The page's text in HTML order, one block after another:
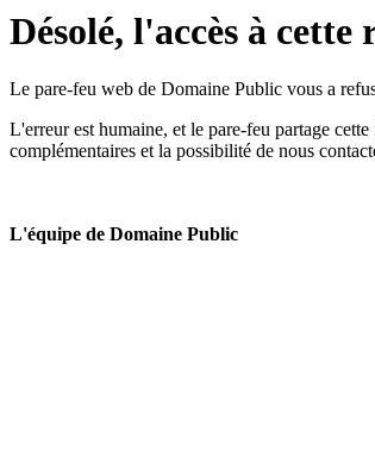
Désolé, l'accès à cette
Le pare-feu web de Domaine Public vous a
L'erreur est humaine, et le pare-feu partage
complémentaires et la possibilité de nous
L'équipe de Domaine Public